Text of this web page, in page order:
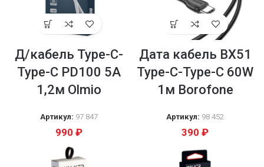
Д/кабель Type-C-
Type-C PD100 5А
1,2м Olmio
Артикул: 97 847
990 ₽
Дата кабель BX51
Type-C-Type-C 60W
1м Borofone
Артикул: 98 452
390 ₽